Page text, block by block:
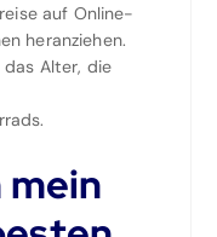
auf Online-
heranziehen.
das Alter, die
mein